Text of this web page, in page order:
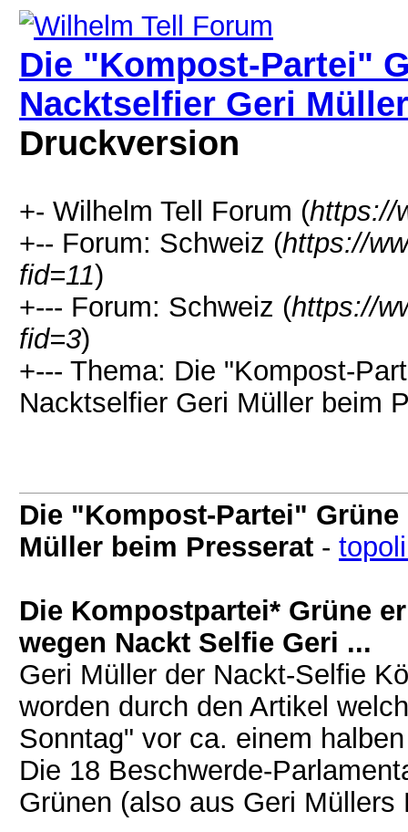
Die "Kompost-Partei"
Nacktselfier Geri
Druckversion
+- Wilhelm Tell Forum (https://
+-- Forum: Schweiz (https://
fid=11)
+--- Forum: Schweiz (https://
fid=3)
+--- Thema: Die "Kompost-
Nacktselfier Geri Müller beim
Die "Kompost-Partei"
Müller beim Presserat -
Die Kompostpartei* Grüne
wegen Nackt Selfie Geri ...
Geri Müller der Nackt-Selfie
worden durch den Artikel
Sonntag" vor ca. einem
Die 18 Beschwerde-
Grünen (also aus Geri Müllers